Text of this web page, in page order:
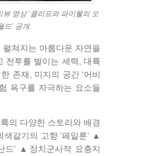
뷰 영상 ‘클리프와 파이웰의 오
드’ 공개.
쳐지는 아름다운 자연을
전투를 벌이는 세력, 대륙
존재, 미지의 공간 ‘어비
욕구를 자극하는 요소들
의 다양한 스토리와 배경
갈기의 고향 ‘페일룬’ ▲
드’ ▲정치군사적 요충지